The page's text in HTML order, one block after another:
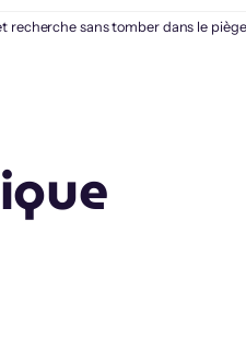
sans tomber dans le